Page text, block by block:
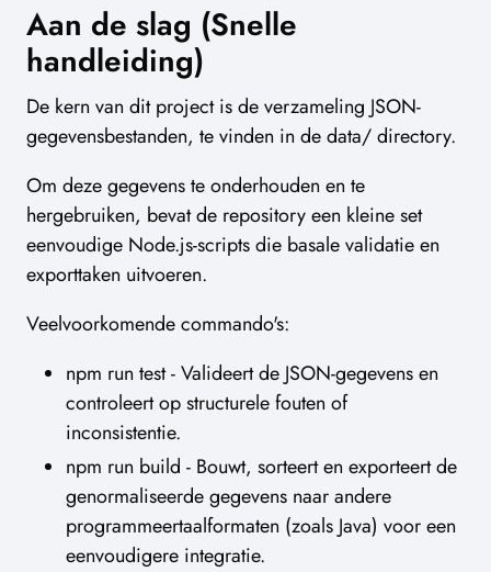
Aan de slag (Snelle
handleiding)
De kern van dit project is de verzameling JSON-
gegevensbestanden, te vinden in de data/ directory.
Om deze gegevens te onderhouden en te
hergebruiken, bevat de repository een kleine set
eenvoudige Node.js-scripts die basale validatie en
exporttaken uitvoeren.
Veelvoorkomende commando's:
npm run test - Valideert de JSON-gegevens en
controleert op structurele fouten of
inconsistentie.
npm run build - Bouwt, sorteert en exporteert de
genormaliseerde gegevens naar andere
programmeertaalformaten (zoals Java) voor een
eenvoudigere integratie.